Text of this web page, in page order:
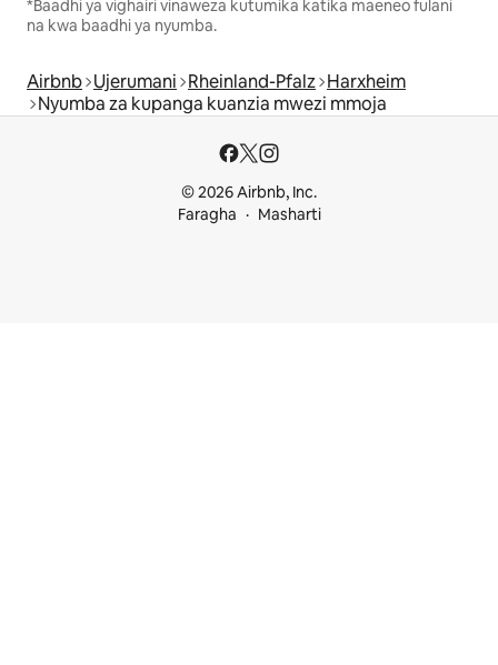
*Baadhi ya vighairi vinaweza kutumika katika maeneo fulani
na kwa baadhi ya nyumba.
Airbnb Ujerumani Rheinland-Pfalz Harxheim
Nyumba za kupanga kuanzia mwezi mmoja
© 2026 Airbnb, Inc.
Faragha
Masharti